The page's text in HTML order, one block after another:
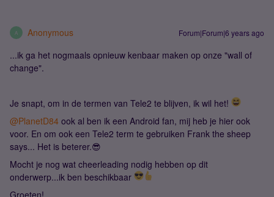
A Anonymous Forum|Forum|6 years ago
...ik ga het nogmaals opnieuw kenbaar maken op onze "wall of
change".
Je snapt, om in de termen van Tele2 te blijven, ik wil het!
@PlanetD84 ook al ben ik een Android fan, mij heb je hier ook
voor. En om ook een Tele2 term te gebruiken Frank the sheep
says... Het is beterer.😎
Mocht je nog wat cheerleading nodig hebben op dit
onderwerp...ik ben beschikbaar